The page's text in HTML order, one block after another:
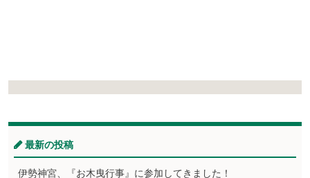
最新の投稿
伊勢神宮、『お木曳行事』に参加してきました！